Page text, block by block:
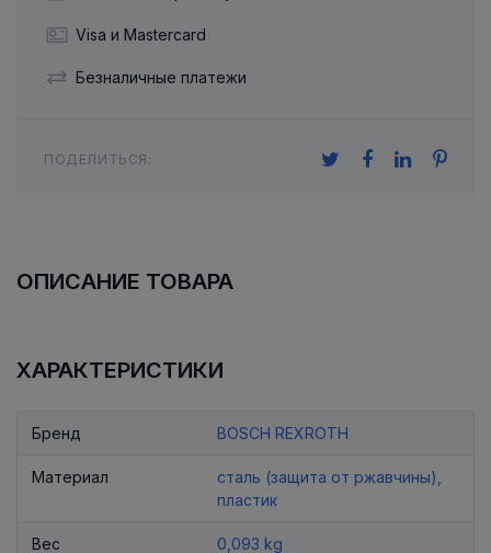
Visa и Mastercard
Безналичные платежи
ПОДЕЛИТЬСЯ:
ОПИСАНИЕ ТОВАРА
ХАРАКТЕРИСТИКИ
Бренд BOSCH REXROTH
Материал
сталь (защита от ржавчины),
пластик
Вес 0,093 kg